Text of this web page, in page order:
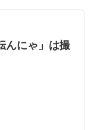
んにゃ」は撮